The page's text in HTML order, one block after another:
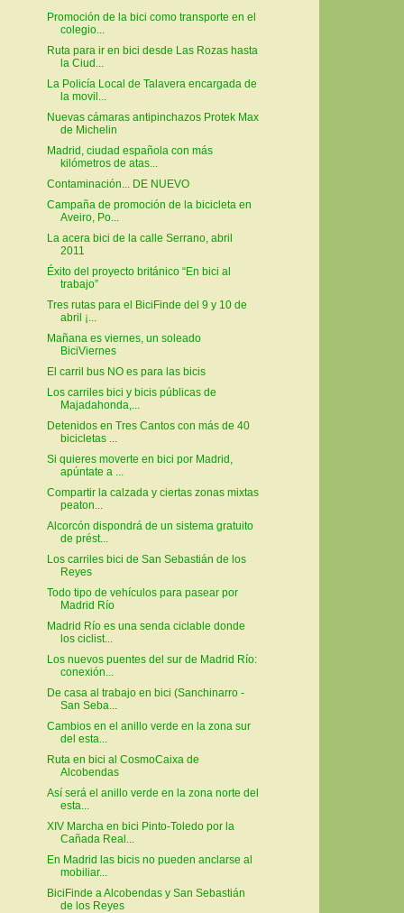
Promoción de la bici como transporte en el
colegio...
Ruta para ir en bici desde Las Rozas hasta
la Ciud...
La Policía Local de Talavera encargada de
la movil...
Nuevas cámaras antipinchazos Protek Max
de Michelin
Madrid, ciudad española con más
kilómetros de atas...
Contaminación... DE NUEVO
Campaña de promoción de la bicicleta en
Aveiro, Po...
La acera bici de la calle Serrano, abril
2011
Éxito del proyecto británico “En bici al
trabajo”
Tres rutas para el BiciFinde del 9 y 10 de
abril ¡...
Mañana es viernes, un soleado
BiciViernes
El carril bus NO es para las bicis
Los carriles bici y bicis públicas de
Majadahonda,...
Detenidos en Tres Cantos con más de 40
bicicletas ...
Si quieres moverte en bici por Madrid,
apúntate a ...
Compartir la calzada y ciertas zonas mixtas
peaton...
Alcorcón dispondrá de un sistema gratuito
de prést...
Los carriles bici de San Sebastián de los
Reyes
Todo tipo de vehículos para pasear por
Madrid Río
Madrid Río es una senda ciclable donde
los ciclist...
Los nuevos puentes del sur de Madrid Río:
conexión...
De casa al trabajo en bici (Sanchinarro -
San Seba...
Cambios en el anillo verde en la zona sur
del esta...
Ruta en bici al CosmoCaixa de
Alcobendas
Así será el anillo verde en la zona norte del
esta...
XIV Marcha en bici Pinto-Toledo por la
Cañada Real...
En Madrid las bicis no pueden anclarse al
mobiliar...
BiciFinde a Alcobendas y San Sebastián
de los Reyes